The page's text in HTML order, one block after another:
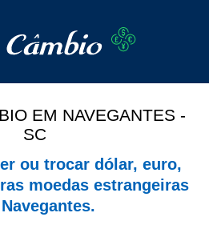
EM NAVEGANTES -
SC
ou trocar dólar, euro,
moedas estrangeiras